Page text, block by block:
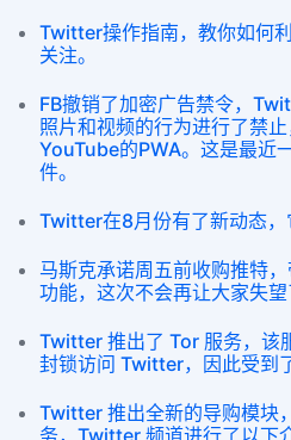
Twitter操作指南，教你如何
关注。
FB撤销了加密广告禁令，
照片和视频的行为进行了禁
YouTube的PWA。这是最近
件。
Twitter在8月份有了新动态，
马斯克承诺周五前收购推特
功能，这次不会再让大家失望
Twitter 推出了 Tor 服务，该
封锁访问 Twitter，因此受到
Twitter 推出全新的导购模块